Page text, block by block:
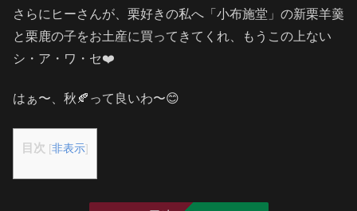
さらにヒーさんが、栗好きの私へ「小布施堂」の新栗羊羹
と栗鹿の子をお土産に買ってきてくれ、もうこの上ない
シ・ア・ワ・セ❤️
はぁ〜、秋🍂って良いわ〜😊
目次 [非表示]